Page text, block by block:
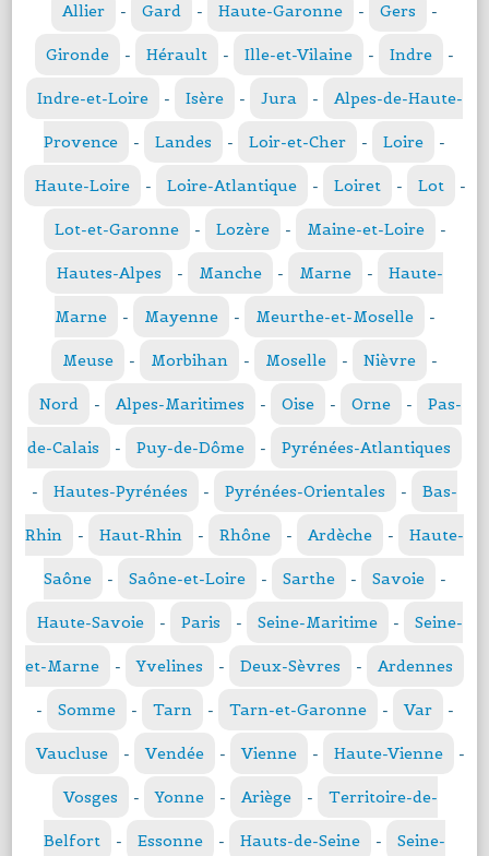
Allier - Gard - Haute-Garonne - Gers -
Gironde - Hérault - Ille-et-Vilaine - Indre -
Indre-et-Loire - Isère - Jura - Alpes-de-Haute-
Provence - Landes - Loir-et-Cher - Loire -
Haute-Loire - Loire-Atlantique - Loiret - Lot -
Lot-et-Garonne - Lozère - Maine-et-Loire -
Hautes-Alpes - Manche - Marne - Haute-
Marne - Mayenne - Meurthe-et-Moselle -
Meuse - Morbihan - Moselle - Nièvre -
Nord - Alpes-Maritimes - Oise - Orne - Pas-
de-Calais - Puy-de-Dôme - Pyrénées-Atlantiques
- Hautes-Pyrénées - Pyrénées-Orientales - Bas-
Rhin - Haut-Rhin - Rhône - Ardèche - Haute-
Saône - Saône-et-Loire - Sarthe - Savoie -
Haute-Savoie - Paris - Seine-Maritime - Seine-
et-Marne - Yvelines - Deux-Sèvres - Ardennes
- Somme - Tarn - Tarn-et-Garonne - Var -
Vaucluse - Vendée - Vienne - Haute-Vienne -
Vosges - Yonne - Ariège - Territoire-de-
Belfort - Essonne - Hauts-de-Seine - Seine-